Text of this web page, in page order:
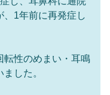
、1年前に再発症し
転性のめまい・耳鳴
した。